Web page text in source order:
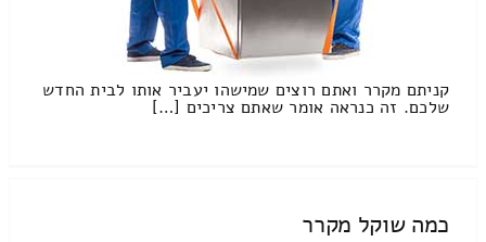
קניתם מקרר ואתם רוצים שמישהו יעביר אותו לבית החדש
שלכם. זה כנראה אומר שאתם צריכים […]
כמה שוקל מקרר